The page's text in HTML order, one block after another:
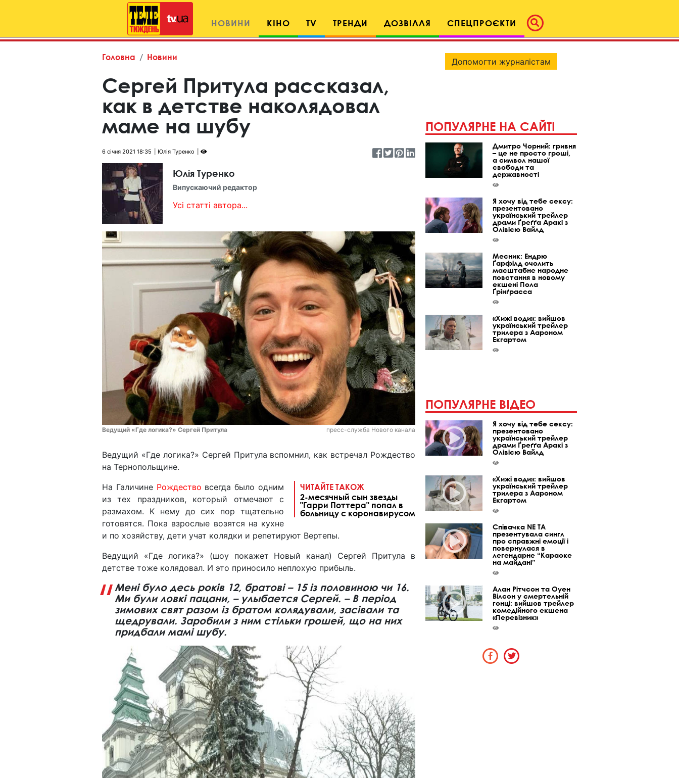
НОВИНИ КІНО TV ТРЕНДИ ДОЗВІЛЛЯ СПЕЦПРОЄКТИ
Головна Новини
Сергей Притула рассказал,
как в детстве наколядовал
маме на шубу
6 січня 2021 18:35 Юлія Туренко
Юлія Туренко
Випускаючий редактор
Усі статті автора...
Ведущий «Где логика?» Сергей Притула пресс-служба Нового канала
Ведущий «Где логика?» Сергей Притула вспомнил, как встречал Рождество
на Тернопольщине.
ЧИТАЙТЕ ТАКОЖ
2-месячный сын звезды
"Гарри Поттера" попал в
больницу с коронавирусом
На Галичине Рождество всегда было одним
из тех праздников, который отмечают с
размахом. К нему до сих пор тщательно
готовятся. Пока взрослые возятся на кухне
и по хозяйству, дети учат колядки и репетируют Вертепы.
Ведущий «Где логика?» (шоу покажет Новый канал) Сергей Притула в
детстве тоже колядовал. И это приносило неплохую прибыль.
Мені було десь років 12, братові – 15 із половиною чи 16.
Ми були ловкі пацани, – улыбается Сергей. – В період
зимових свят разом із братом колядували, засівали та
щедрували. Заробили з ним стільки грошей, що на них
придбали мамі шубу.
Допомогти журналістам
ПОПУЛЯРНЕ НА САЙТІ
Дмитро Чорний: гривня
– це не просто гроші,
а символ нашої
свободи та
державності
Я хочу від тебе сексу:
презентовано
український трейлер
драми Ґреґґа Аракі з
Олівією Вайлд
Месник: Ендрю
Ґарфілд очолить
масштабне народне
повстання в новому
екшені Пола
Ґрінґрасса
«Хижі води»: вийшов
український трейлер
трилера з Аароном
Екгартом
ПОПУЛЯРНЕ ВІДЕО
Я хочу від тебе сексу:
презентовано
український трейлер
драми Ґреґґа Аракі з
Олівією Вайлд
«Хижі води»: вийшов
український трейлер
трилера з Аароном
Екгартом
Співачка NE TA
презентувала сингл
про справжні емоції і
повернулася в
легендарне “Караоке
на майдані”
Алан Рітчсон та Оуен
Вілсон у смертельній
гонці: вийшов трейлер
комедійного екшена
«Перевізник»